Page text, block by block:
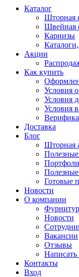
Каталог
Шторная
Швейная
Карнизы
Акции
Как купить
Условия
Условия
Условия
Доставка
Блог
Шторная
Полезные
Готовые
Новости
О компании
Новости
Вакансии
Отзывы
Контакты
Вход